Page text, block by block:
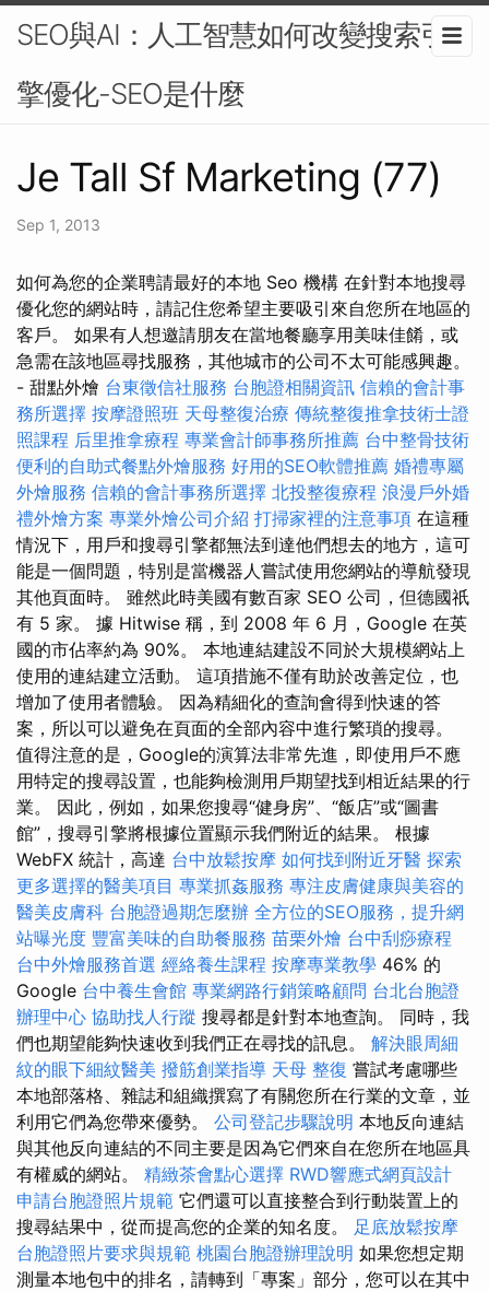
SEO與AI：人工智慧如何改變搜索引
擎優化-SEO是什麼
Je Tall Sf Marketing (77)
Sep 1, 2013
如何為您的企業聘請最好的本地 Seo 機構 在針對本地搜尋
優化您的網站時，請記住您希望主要吸引來自您所在地區的
客戶。 如果有人想邀請朋友在當地餐廳享用美味佳餚，或
急需在該地區尋找服務，其他城市的公司不太可能感興趣。
- 甜點外燴 台東徵信社服務 台胞證相關資訊 信賴的會計事
務所選擇 按摩證照班 天母整復治療 傳統整復推拿技術士證
照課程 后里推拿療程 專業會計師事務所推薦 台中整骨技術
便利的自助式餐點外燴服務 好用的SEO軟體推薦 婚禮專屬
外燴服務 信賴的會計事務所選擇 北投整復療程 浪漫戶外婚
禮外燴方案 專業外燴公司介紹 打掃家裡的注意事項 在這種
情況下，用戶和搜尋引擎都無法到達他們想去的地方，這可
能是一個問題，特別是當機器人嘗試使用您網站的導航發現
其他頁面時。 雖然此時美國有數百家 SEO 公司，但德國祇
有 5 家。 據 Hitwise 稱，到 2008 年 6 月，Google 在英
國的市佔率約為 90%。 本地連結建設不同於大規模網站上
使用的連結建立活動。 這項措施不僅有助於改善定位，也
增加了使用者體驗。 因為精細化的查詢會得到快速的答
案，所以可以避免在頁面的全部內容中進行繁瑣的搜尋。
值得注意的是，Google的演算法非常先進，即使用戶不應
用特定的搜尋設置，也能夠檢測用戶期望找到相近結果的行
業。 因此，例如，如果您搜尋“健身房”、“飯店”或“圖書
館”，搜尋引擎將根據位置顯示我們附近的結果。 根據
WebFX 統計，高達 台中放鬆按摩 如何找到附近牙醫 探索
更多選擇的醫美項目 專業抓姦服務 專注皮膚健康與美容的
醫美皮膚科 台胞證過期怎麼辦 全方位的SEO服務，提升網
站曝光度 豐富美味的自助餐服務 苗栗外燴 台中刮痧療程
台中外燴服務首選 經絡養生課程 按摩專業教學 46% 的
Google 台中養生會館 專業網路行銷策略顧問 台北台胞證
辦理中心 協助找人行蹤 搜尋都是針對本地查詢。 同時，我
們也期望能夠快速收到我們正在尋找的訊息。 解決眼周細
紋的眼下細紋醫美 撥筋創業指導 天母 整復 嘗試考慮哪些
本地部落格、雜誌和組織撰寫了有關您所在行業的文章，並
利用它們為您帶來優勢。 公司登記步驟說明 本地反向連結
與其他反向連結的不同主要是因為它們來自在您所在地區具
有權威的網站。 精緻茶會點心選擇 RWD響應式網頁設計
申請台胞證照片規範 它們還可以直接整合到行動裝置上的
搜尋結果中，從而提高您的企業的知名度。 足底放鬆按摩
台胞證照片要求與規範 桃園台胞證辦理說明 如果您想定期
測量本地包中的排名，請轉到「專案」部分，您可以在其中